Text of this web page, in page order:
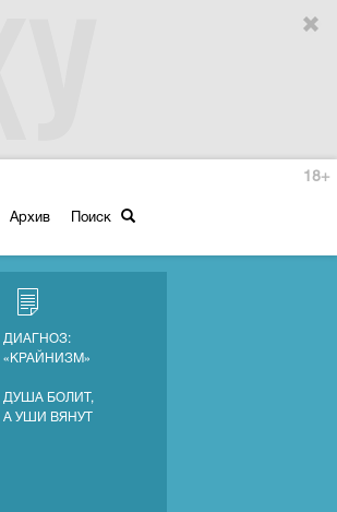
Архив Поиск
18+
ДИАГНОЗ:
«КРАЙНИЗМ»
ДУША БОЛИТ,
А УШИ ВЯНУТ